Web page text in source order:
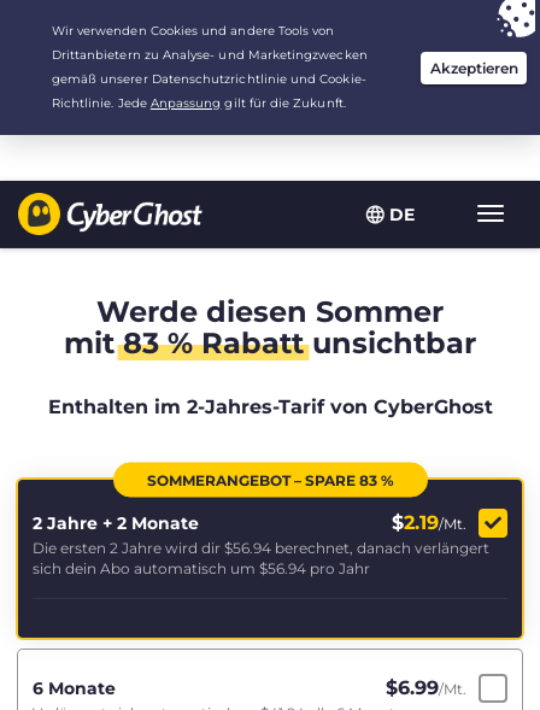
DE
Deine Wahl:Der beste Deal für 2.1666666666667 Jahre zu $
/Monat
Werde diesen Sommer
mit83 % Rabattunsichtbar
Enthalten im 2-Jahres-Tarif von CyberGhost
SOMMERANGEBOT – SPARE 83 %
2 Jahre + 2 Monate $2.19/Mt.
Die ersten 2 Jahre wird dir $56.94 berechnet, danach verlängert
sich dein Abo automatisch um $56.94 pro Jahr
6 Monate $6.99/Mt.